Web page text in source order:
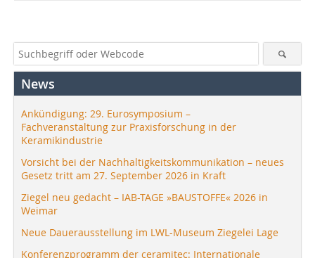
News
Ankündigung: 29. Eurosymposium –
Fachveranstaltung zur Praxisforschung in der
Keramikindustrie
Vorsicht bei der Nachhaltigkeitskommunikation – neues
Gesetz tritt am 27. September 2026 in Kraft
Ziegel neu gedacht – IAB-TAGE »BAUSTOFFE« 2026 in
Weimar
Neue Dauerausstellung im LWL-Museum Ziegelei Lage
Konferenzprogramm der ceramitec: Internationale